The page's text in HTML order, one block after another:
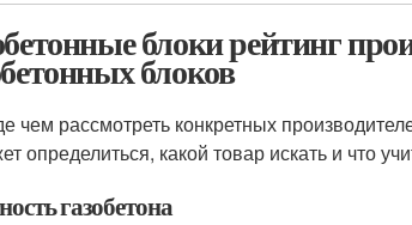
блоки рейтинг
блоков
чем рассмотреть конкретных
определиться, какой товар искать и что
газобетона